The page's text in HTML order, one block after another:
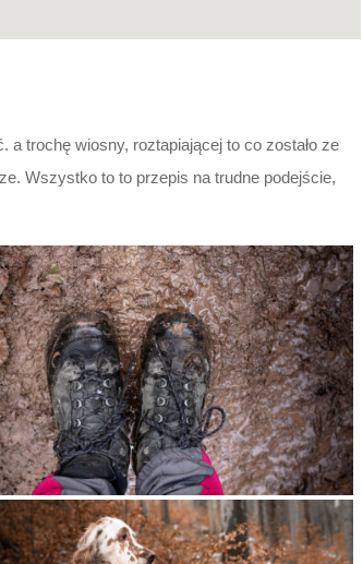
a trochę wiosny, roztapiającej to co zostało ze
Wszystko to to przepis na trudne podejście,